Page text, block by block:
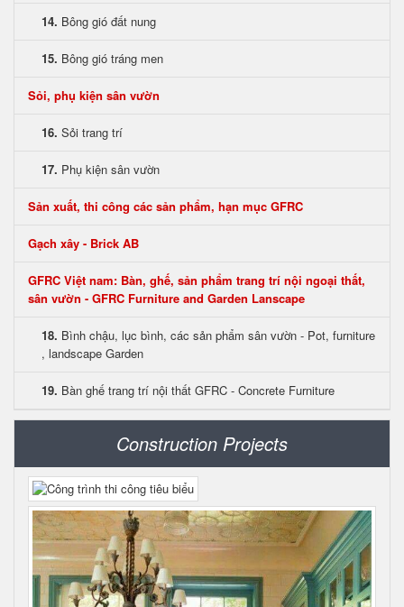
14. Bông gió đất nung
15. Bông gió tráng men
Sỏi, phụ kiện sân vườn
16. Sỏi trang trí
17. Phụ kiện sân vườn
Sản xuất, thi công các sản phẩm, hạn mục GFRC
Gạch xây - Brick AB
GFRC Việt nam: Bàn, ghế, sản phẩm trang trí nội ngoại thất,
sân vườn - GFRC Furniture and Garden Lanscape
18. Bình chậu, lục bình, các sản phẩm sân vườn - Pot, furniture
, landscape Garden
19. Bàn ghế trang trí nội thất GFRC - Concrete Furniture
Construction Projects